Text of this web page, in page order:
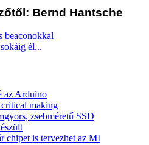
Bernd Hantsche
beaconokkal
él...
az Arduino
making
zsebméretű SSD
chipet is tervezhet az MI